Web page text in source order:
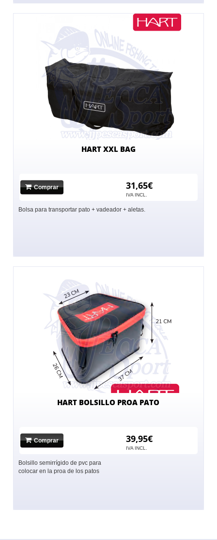
HART XXL BAG
Comprar 31,65€
IVA INCL.
Bolsa para transportar pato + vadeador + aletas.
HART BOLSILLO PROA PATO
Comprar 39,95€
IVA INCL.
Bolsillo semirrígido de pvc para
colocar en la proa de los patos